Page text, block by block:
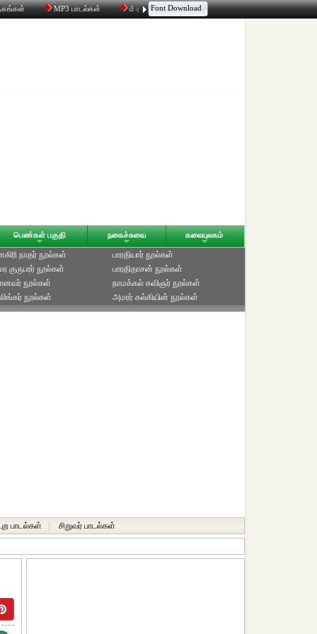
MP3 பாடல்கள் மின்னஞ்சல் திரட்டி உரையாடல்
Font Download
பெண்கள் பகுதி நகைச்சுவை கலையுலகம்
நாதர் நூல்கள்
குருபரர் நூல்கள்
நூல்கள்
நூல்கள்
பாரதியார் நூல்கள்
பாரதிதாசன் நூல்கள்
நாமக்கல் கவிஞர் நூல்கள்
அமரர் கல்கியின் நூல்கள்
பாடல்கள் சிறுவர் பாடல்கள்